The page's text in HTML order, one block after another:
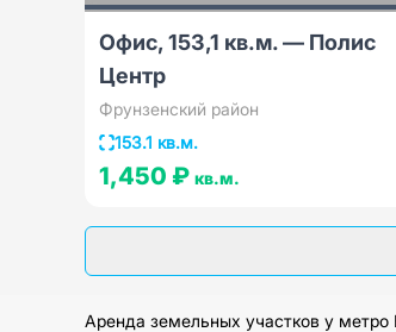
Офис, 153,1 кв.м. — Полис
Центр
Фрунзенский район
153.1 кв.м.
1,450 ₽ кв.м.
Аренда земельных участков у метро